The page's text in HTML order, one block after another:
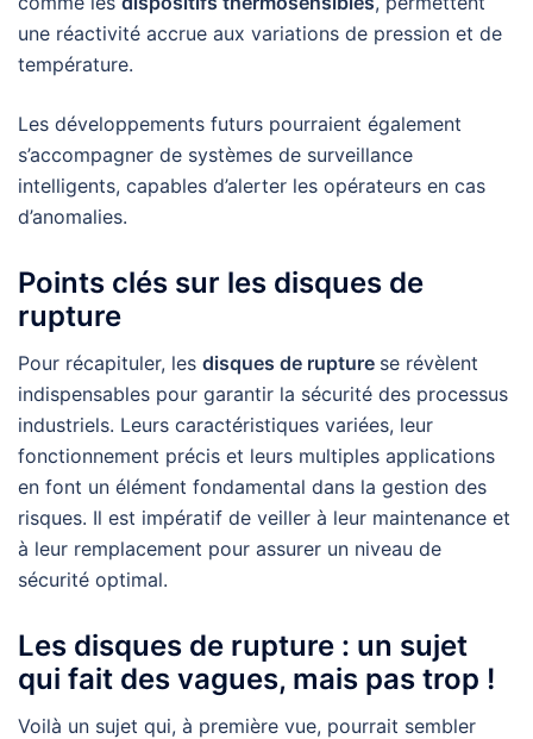
une réactivité accrue aux variations de pression et de
température.
Les développements futurs pourraient également
s’accompagner de systèmes de surveillance
intelligents, capables d’alerter les opérateurs en cas
d’anomalies.
Points clés sur les disques de
rupture
Pour récapituler, les disques de rupture se révèlent
indispensables pour garantir la sécurité des processus
industriels. Leurs caractéristiques variées, leur
fonctionnement précis et leurs multiples applications
en font un élément fondamental dans la gestion des
risques. Il est impératif de veiller à leur maintenance et
à leur remplacement pour assurer un niveau de
sécurité optimal.
Les disques de rupture : un sujet
qui fait des vagues, mais pas trop !
Voilà un sujet qui, à première vue, pourrait sembler